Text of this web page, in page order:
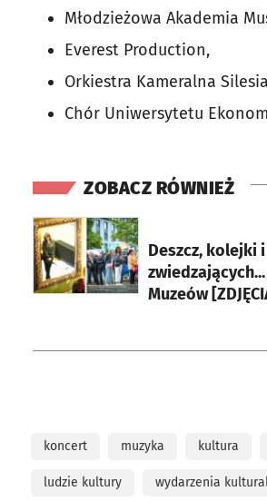
Młodzieżowa Akademia
Everest Production,
Orkiestra Kameralna
Chór Uniwersytetu
ZOBACZ RÓWNIEŻ
Deszcz, kolejki
Muzeów
otworzy się w nowej karcie
koncert muzyka kultura
ludzie kultury wydarzenia